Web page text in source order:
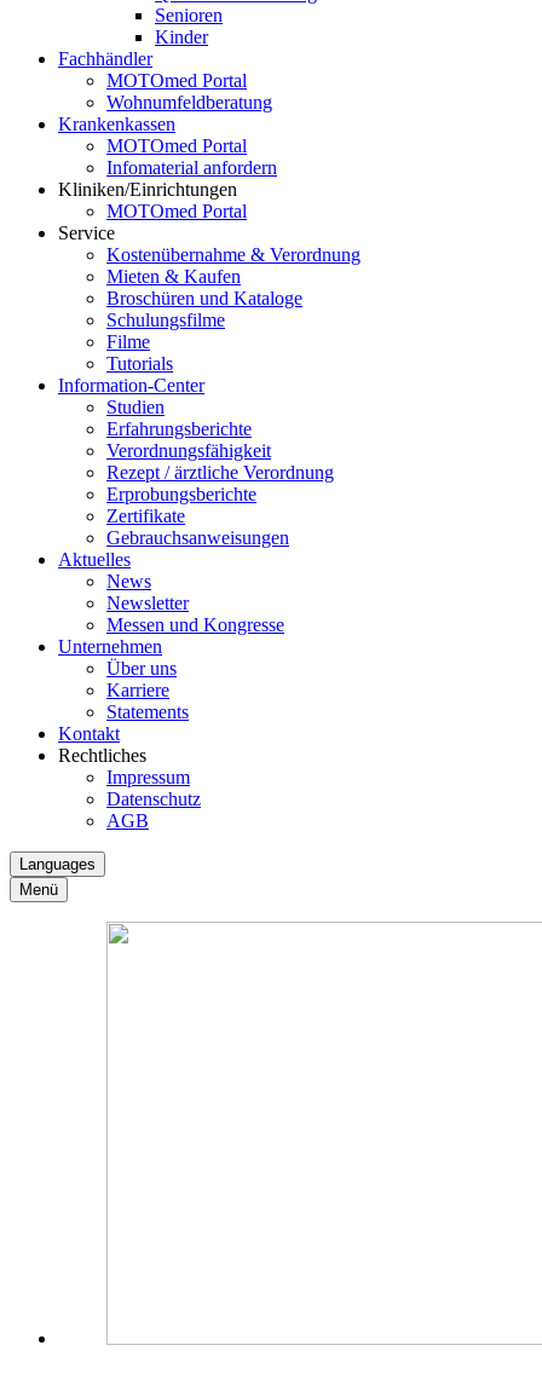
Senioren
Kinder
Fachhändler
MOTOmed Portal
Wohnumfeldberatung
Krankenkassen
MOTOmed Portal
Infomaterial anfordern
Kliniken/Einrichtungen
MOTOmed Portal
Service
Kostenübernahme & Verordnung
Mieten & Kaufen
Broschüren und Kataloge
Schulungsfilme
Filme
Tutorials
Information-Center
Studien
Erfahrungsberichte
Verordnungsfähigkeit
Rezept / ärztliche Verordnung
Erprobungsberichte
Zertifikate
Gebrauchsanweisungen
Aktuelles
News
Newsletter
Messen und Kongresse
Unternehmen
Über uns
Karriere
Statements
Kontakt
Rechtliches
Impressum
Datenschutz
AGB
Languages
Menü